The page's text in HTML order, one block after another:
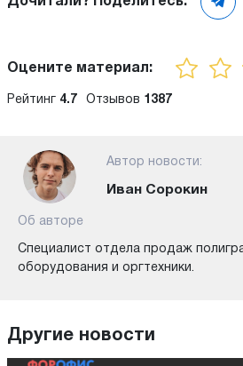
Оцените материал:
Рейтинг 4.7 Отзывов 1387
Автор новости:
Иван Сорокин
Об авторе
Специалист отдела продаж
оборудования и оргтехники.
Другие новости